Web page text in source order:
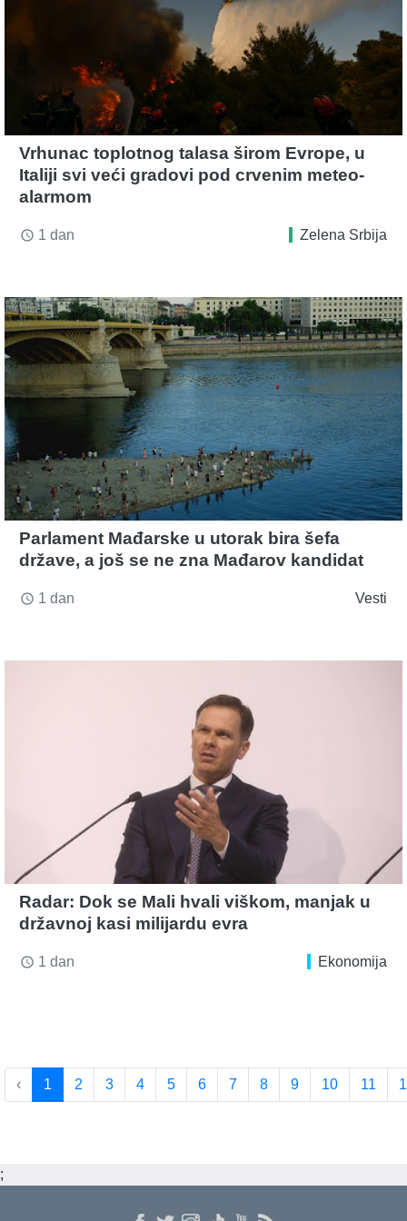
Vrhunac toplotnog talasa širom Evrope, u
Italiji svi veći gradovi pod crvenim meteo-
alarmom
access_time 1 dan Zelena Srbija
Parlament Mađarske u utorak bira šefa
države, a još se ne zna Mađarov kandidat
access_time 1 dan Vesti
Radar: Dok se Mali hvali viškom, manjak u
državnoj kasi milijardu evra
access_time 1 dan Ekonomija
‹ 1 2 3 4 5 6 7 8 9 10 11
;